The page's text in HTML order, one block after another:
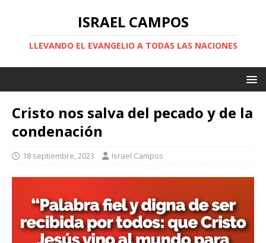
ISRAEL CAMPOS
LLEVANDO EL EVANGELIO A TODAS LAS NACIONES
Cristo nos salva del pecado y de la
condenación
18 septiembre, 2023 Israel Campos